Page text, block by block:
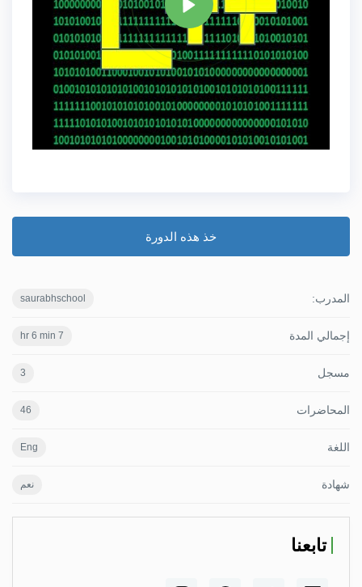
خذ هذه الدورة
المدرب: saurabhschool
إجمالي المدة 7 hr 6 min
مسجل 3
المحاضرات 46
اللغة Eng
شهادة نعم
تابعنا